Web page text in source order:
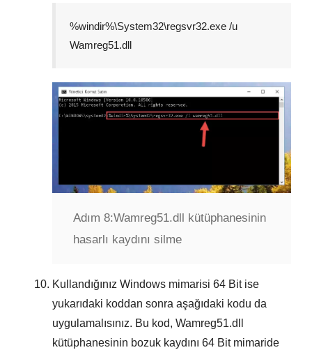
%windir%\System32\regsvr32.exe /u
Wamreg51.dll
Adım 8:Wamreg51.dll kütüphanesinin
hasarlı kaydını silme
Kullandığınız Windows mimarisi 64 Bitise
yukarıdaki koddan sonra aşağıdaki kodu da
uygulamalısınız. Bu kod, Wamreg51.dll
kütüphanesinin bozuk kaydını 64 Bitmimaride